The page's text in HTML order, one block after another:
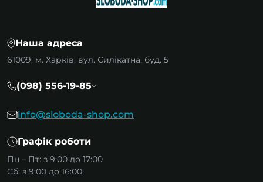
Наша адреса
61009, м. Харків, вул. Силікатна, буд. 5
(098) 556-19-85
info@sloboda-shop.com
Графік роботи
Пн – Пт: з 9:00 до 17:00
Сб: з 9:00 до 16:00